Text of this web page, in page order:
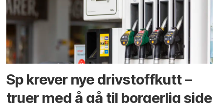
Sp krever nye drivstoffkutt –
truer med å gå til borgerlig side